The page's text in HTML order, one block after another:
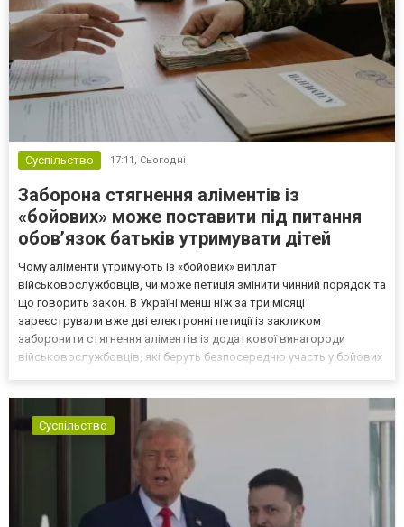
Суспільство 17:11, Сьогодні
Заборона стягнення аліментів із
«бойових» може поставити під питання
обов’язок батьків утримувати дітей
Чому аліменти утримують із «бойових» виплат
військовослужбовців, чи може петиція змінити чинний порядок та
що говорить закон. В Україні менш ніж за три місяці
зареєстрували вже дві електронні петиції із закликом
заборонити стягнення аліментів із додаткової винагороди
військовослужбовців, які беруть безпосередню участь у бойових
Суспільство